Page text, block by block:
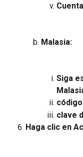
Malasia:
Siga
clave
Haga clic en